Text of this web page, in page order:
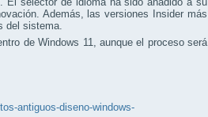
Además, las versiones Insider más
del sistema.
de Windows 11, aunque el proceso será
antiguos-diseno-windows-